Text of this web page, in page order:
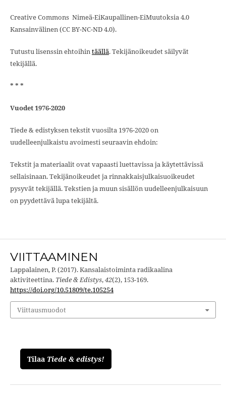
Creative Commons Nimeä-EiKaupallinen-EiMuutoksia 4.0
Kansainvälinen (CC BY-NC-ND 4.0).
Tutustu lisenssin ehtoihintäällä. Tekijänoikeudet säilyvät
tekijällä.
* * *
Vuodet 1976-2020
Tiede & edistyksen tekstit vuosilta 1976-2020 on
uudelleenjulkaistu avoimesti seuraavin ehdoin:
Tekstit ja materiaalit ovat vapaasti luettavissa ja käytettävissä
sellaisinaan. Tekijänoikeudet ja rinnakkaisjulkaisuoikeudet
pysyvät tekijällä. Tekstien ja muun sisällön uudelleenjulkaisuun
on pyydettävä lupa tekijältä.
VIITTAAMINEN
Lappalainen, P. (2017). Kansalaistoiminta radikaalina
aktiviteettina. Tiede & Edistys,42(2), 153-169.
https://doi.org/10.51809/te.105254
Viittausmuodot
Tilaa Tiede & edistys!